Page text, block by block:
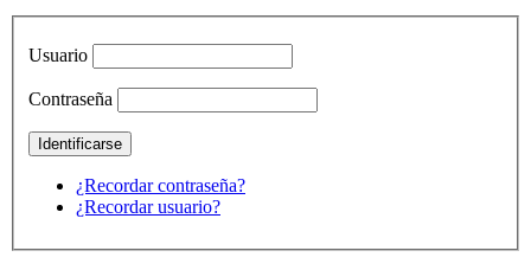
Usuario
Contraseña
¿Recordar contraseña?
¿Recordar usuario?